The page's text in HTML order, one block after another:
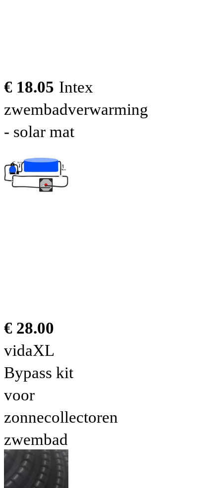
€ 18.05 Intex
zwembadverwarming
- solar mat
€ 28.00
vidaXL
Bypass kit
voor
zonnecollectoren
zwembad